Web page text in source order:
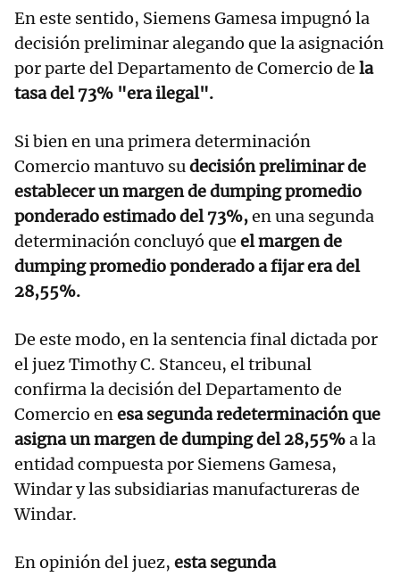
En este sentido, Siemens Gamesa impugnó la
decisión preliminar alegando que la asignación
por parte del Departamento de Comercio de la
tasa del 73% "era ilegal".
Si bien en una primera determinación
Comercio mantuvo sudecisión preliminar de
establecer un margen de dumping promedio
ponderado estimado del 73%,en una segunda
determinación concluyó que el margen de
dumping promedio ponderado a fijar era del
28,55%.
De este modo, en la sentencia final dictada por
el juez Timothy C. Stanceu, el tribunal
confirma la decisión del Departamento de
Comercio enesa segunda redeterminación que
asigna un margen de dumping del 28,55%a la
entidad compuesta por Siemens Gamesa,
Windar y las subsidiarias manufactureras de
Windar.
En opinión del juez, esta segunda